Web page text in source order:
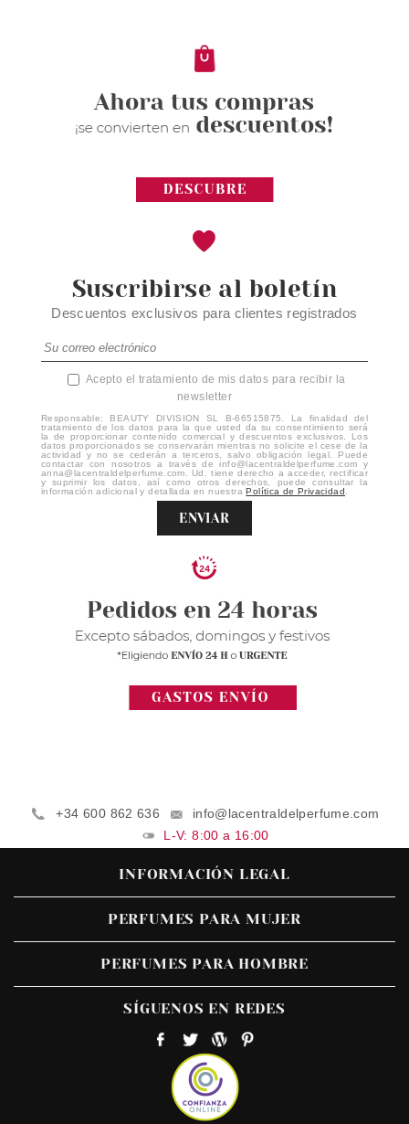
Suscribirse al boletín
Descuentos exclusivos para clientes registrados
Acepto el tratamiento de mis datos para recibir la
newsletter
Responsable: BEAUTY DIVISION SL B-66515875. La finalidad del
tratamiento de los datos para la que usted da su consentimiento será
la de proporcionar contenido comercial y descuentos exclusivos. Los
datos proporcionados se conservarán mientras no solicite el cese de la
actividad y no se cederán a terceros, salvo obligación legal. Puede
contactar con nosotros a través de info@lacentraldelperfume.com y
anna@lacentraldelperfume.com. Ud. tiene derecho a acceder, rectificar
y suprimir los datos, así como otros derechos, puede consultar la
información adicional y detallada en nuestraPolítica de Privacidad
ENVIAR
+34 600 862 636
info@lacentraldelperfume.com
L-V: 8:00 a 16:00
INFORMACIÓN LEGAL
PERFUMES PARA MUJER
PERFUMES PARA HOMBRE
SÍGUENOS EN REDES